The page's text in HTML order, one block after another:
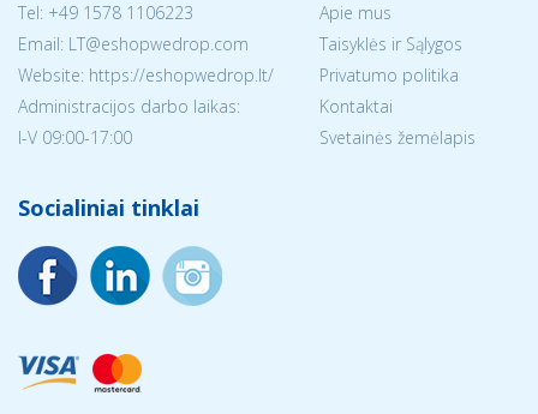
Tel: +49 1578 1106223
Email: LT@eshopwedrop.com
Website: https://eshopwedrop.lt/
Administracijos darbo laikas:
I-V 09:00-17:00
Apie mus
Taisyklės ir Sąlygos
Privatumo politika
Kontaktai
Svetainės žemėlapis
Socialiniai tinklai